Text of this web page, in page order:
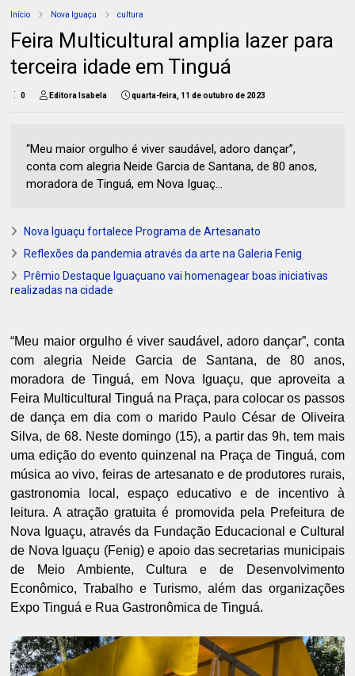
Início Nova Iguaçu cultura
Feira Multicultural amplia lazer para
terceira idade em Tinguá
0 Editora Isabela quarta-feira, 11 de outubro de 2023
“Meu maior orgulho é viver saudável, adoro dançar”,
conta com alegria Neide Garcia de Santana, de 80 anos,
moradora de Tinguá, em Nova Iguaç...
Nova Iguaçu fortalece Programa de Artesanato
Reflexões da pandemia através da arte na Galeria Fenig
Prêmio Destaque Iguaçuano vai homenagear boas iniciativas
realizadas na cidade
“Meu maior orgulho é viver saudável, adoro dançar”, conta
com alegria Neide Garcia de Santana, de 80 anos,
moradora de Tinguá, em Nova Iguaçu, que aproveita a
Feira Multicultural Tinguá na Praça, para colocar os passos
de dança em dia com o marido Paulo César de Oliveira
Silva, de 68. Neste domingo (15), a partir das 9h, tem mais
uma edição do evento quinzenal na Praça de Tinguá, com
música ao vivo, feiras de artesanato e de produtores rurais,
gastronomia local, espaço educativo e de incentivo à
leitura. A atração gratuita é promovida pela Prefeitura de
Nova Iguaçu, através da Fundação Educacional e Cultural
de Nova Iguaçu (Fenig) e apoio das secretarias municipais
de Meio Ambiente, Cultura e de Desenvolvimento
Econômico, Trabalho e Turismo, além das organizações
Expo Tinguá e Rua Gastronômica de Tinguá.